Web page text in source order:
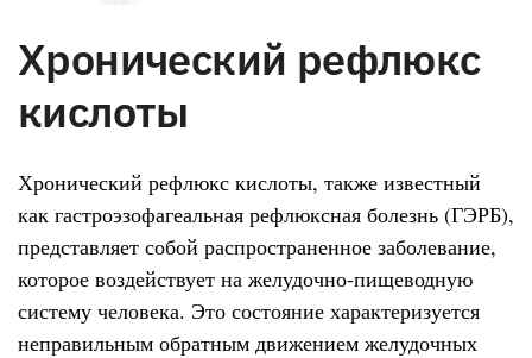
Хронический рефлюкс
кислоты
Хронический рефлюкс кислоты, также известный
как гастроэзофагеальная рефлюксная болезнь (ГЭРБ),
представляет собой распространенное заболевание,
которое воздействует на желудочно-пищеводную
систему человека. Это состояние характеризуется
неправильным обратным движением желудочных